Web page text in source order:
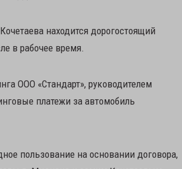
находится дорогостоящий
в рабочее время.
ООО «Стандарт», руководителем
платежи за автомобиль
пользование на основании договора,